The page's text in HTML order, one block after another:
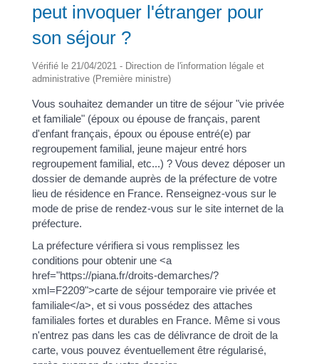
peut invoquer l'étranger pour
son séjour ?
Vérifié le 21/04/2021 - Direction de l'information légale et
administrative (Première ministre)
Vous souhaitez demander un titre de séjour "vie privée
et familiale" (époux ou épouse de français, parent
d'enfant français, époux ou épouse entré(e) par
regroupement familial, jeune majeur entré hors
regroupement familial, etc...) ? Vous devez déposer un
dossier de demande auprès de la préfecture de votre
lieu de résidence en France. Renseignez-vous sur le
mode de prise de rendez-vous sur le site internet de la
préfecture.
La préfecture vérifiera si vous remplissez les
conditions pour obtenir une <a
href="https://piana.fr/droits-demarches/?
xml=F2209">carte de séjour temporaire vie privée et
familiale</a>, et si vous possédez des attaches
familiales fortes et durables en France. Même si vous
n'entrez pas dans les cas de délivrance de droit de la
carte, vous pouvez éventuellement être régularisé,